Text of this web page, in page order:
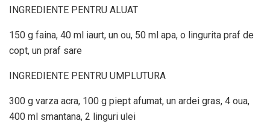
INGREDIENTE PENTRU ALUAT
150 g faina, 40 ml iaurt, un ou, 50 ml apa, o lingurita praf de
copt, un praf sare
INGREDIENTE PENTRU UMPLUTURA
300 g varza acra, 100 g piept afumat, un ardei gras, 4 oua,
400 ml smantana, 2 linguri ulei